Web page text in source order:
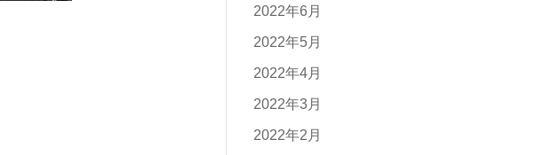
2022年6月
2022年5月
2022年4月
2022年3月
2022年2月